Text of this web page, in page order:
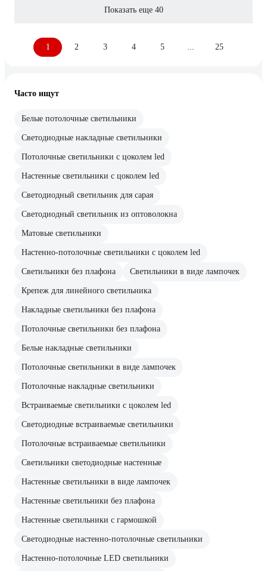
Показать еще 40
1 2 3 4 5 25
Часто ищут
Белые потолочные светильники
Светодиодные накладные светильники
Потолочные светильники с цоколем led
Настенные светильники с цоколем led
Светодиодный светильник для сарая
Светодиодный светильник из оптоволокна
Матовые светильники
Настенно-потолочные светильники с цоколем led
Светильники без плафона Светильники в виде лампочек
Крепеж для линейного светильника
Накладные светильники без плафона
Потолочные светильники без плафона
Белые накладные светильники
Потолочные светильники в виде лампочек
Потолочные накладные светильники
Встраиваемые светильники с цоколем led
Светодиодные встраиваемые светильники
Потолочные встраиваемые светильники
Светильники светодиодные настенные
Настенные светильники в виде лампочек
Настенные светильники без плафона
Настенные светильники с гармошкой
Светодиодные настенно-потолочные светильники
Настенно-потолочные LED светильники